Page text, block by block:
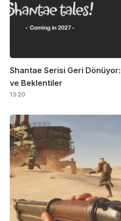
Shantae Serisi Geri
ve Beklentiler
13:20